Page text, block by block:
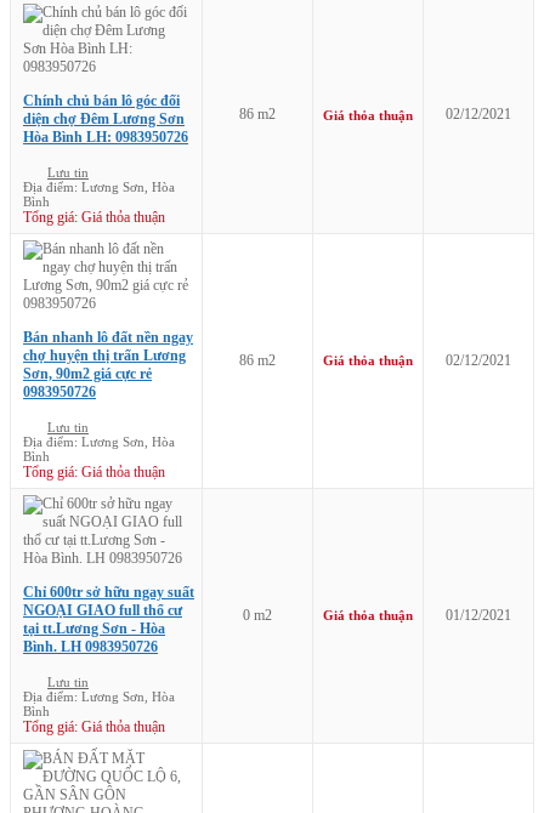
Chính chủ bán lô góc đối
diện chợ Đêm Lương Sơn
Hòa Bình LH: 0983950726
Lưu tin
Địa điểm: Lương Sơn, Hòa
Bình
Tổng giá: Giá thỏa thuận
86 m2 Giá thỏa thuận 02/12/2021
Bán nhanh lô đất nền ngay
chợ huyện thị trấn Lương
Sơn, 90m2 giá cực rẻ
0983950726
Lưu tin
Địa điểm: Lương Sơn, Hòa
Bình
Tổng giá: Giá thỏa thuận
86 m2 Giá thỏa thuận 02/12/2021
Chỉ 600tr sở hữu ngay suất
NGOẠI GIAO full thổ cư
tại tt.Lương Sơn - Hòa
Bình. LH 0983950726
Lưu tin
Địa điểm: Lương Sơn, Hòa
Bình
Tổng giá: Giá thỏa thuận
0 m2 Giá thỏa thuận 01/12/2021